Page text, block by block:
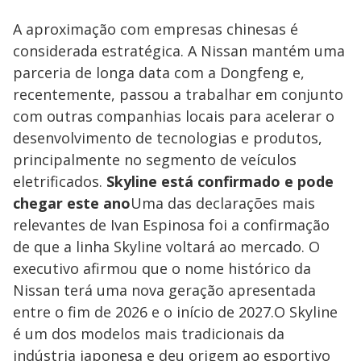
A aproximação com empresas chinesas é
considerada estratégica. A Nissan mantém uma
parceria de longa data com a Dongfeng e,
recentemente, passou a trabalhar em conjunto
com outras companhias locais para acelerar o
desenvolvimento de tecnologias e produtos,
principalmente no segmento de veículos
eletrificados. Skyline está confirmado e pode
chegar este anoUma das declarações mais
relevantes de Ivan Espinosa foi a confirmação
de que a linha Skyline voltará ao mercado. O
executivo afirmou que o nome histórico da
Nissan terá uma nova geração apresentada
entre o fim de 2026 e o início de 2027.O Skyline
é um dos modelos mais tradicionais da
indústria japonesa e deu origem ao esportivo